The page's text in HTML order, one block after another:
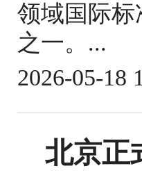
领域国际标
之一。...
2026-05-18
北京正